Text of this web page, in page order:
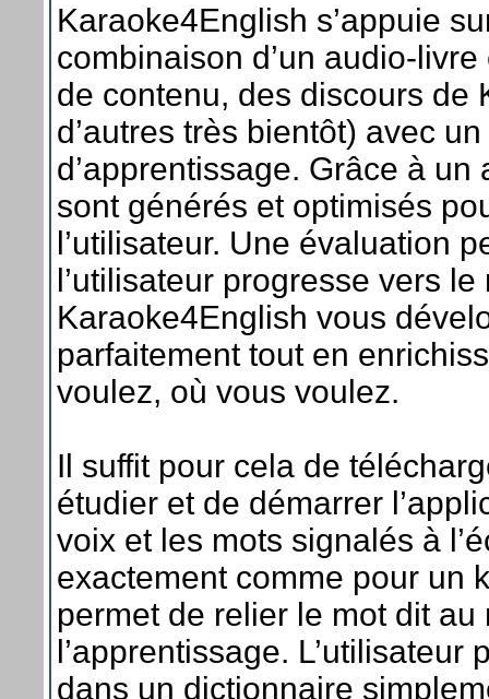
Karaoke4English s’appuie
combinaison d’un audio-
de contenu, des discours de
d’autres très bientôt) avec
d’apprentissage. Grâce à
sont générés et optimisés
l’utilisateur. Une évaluation
l’utilisateur progresse vers
Karaoke4English vous
parfaitement tout en
voulez, où vous voulez.
Il suffit pour cela de
étudier et de démarrer
voix et les mots signalés à
exactement comme pour un
permet de relier le mot dit
l’apprentissage.
dans un dictionnaire